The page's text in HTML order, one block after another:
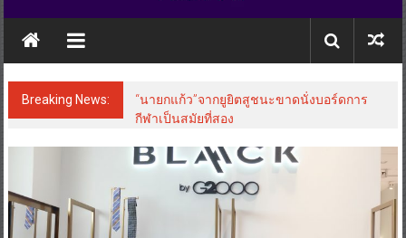
Breaking News:
“นายกแก้ว”จากยูยิตสูชนะขาดนั่งบอร์ดการ
กีฬาเป็นสมัยที่สอง